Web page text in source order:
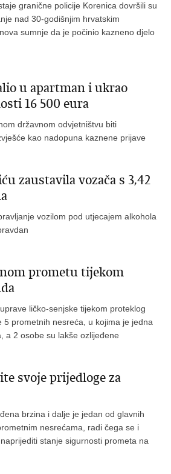
granične policije Korenica dovršili su
nad 30-godišnjim hrvatskim
sumnje da je počinio kazneno djelo
u apartman i ukrao
16 500 eura
državnom odvjetništvu biti
kao nadopuna kaznene prijave
zaustavila vozača s 3,42
vozilom pod utjecajem alkohola
prometu tijekom
ličko-senjske tijekom proteklog
5 prometnih nesreća, u kojima je jedna
a 2 osobe su lakše ozlijeđene
svoje prijedloge za
brzina i dalje je jedan od glavnih
nesrećama, radi čega se i
stanje sigurnosti prometa na